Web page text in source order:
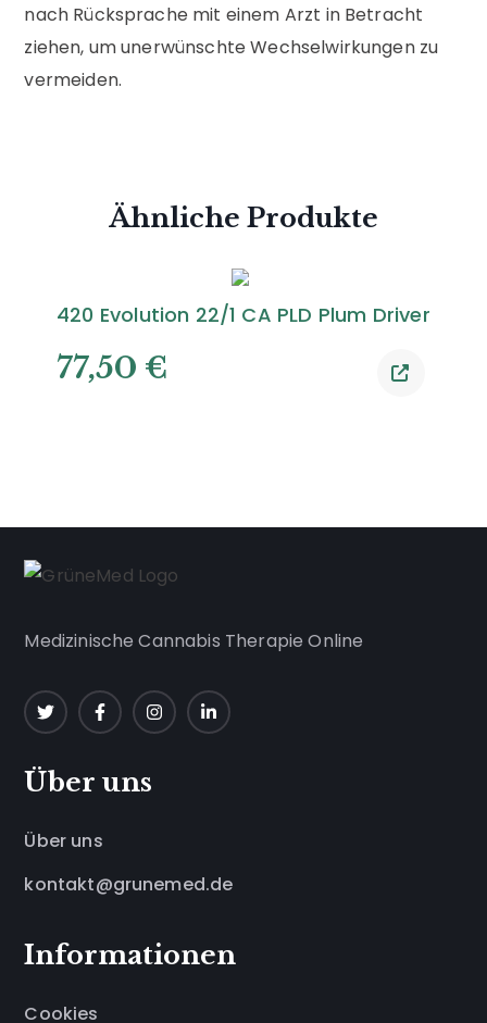
nach Rücksprache mit einem Arzt in Betracht
ziehen, um unerwünschte Wechselwirkungen zu
vermeiden.
Ähnliche Produkte
420 Evolution 22/1 CA PLD Plum Driver
77,50 €
Medizinische Cannabis Therapie Online
Über uns
Über uns
kontakt@grunemed.de
Informationen
Cookies